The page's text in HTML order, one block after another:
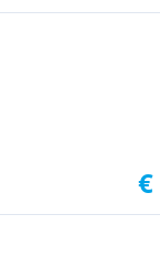
€